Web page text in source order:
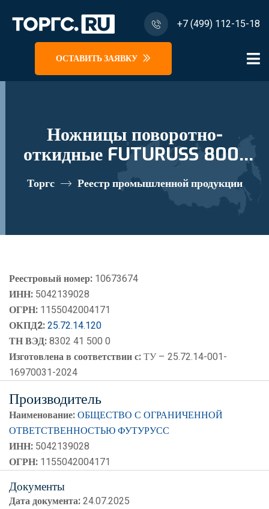
+7 (499) 112-15-18
ОСТАВИТЬ ЗАЯВКУ
Ножницы поворотно-
откидные FUTURUSS 800-
1000-1 черные реестровый
номер 10673674
Торгс Реестр промышленной продукции
Реестровый номер: 10673674
ИНН: 5042139028
ОГРН: 1155042004171
ОКПД2:25.72.14.120
ТН ВЭД:8302 41 500 0
Изготовлена в соответствии с:ТУ – 25.72.14-001-
16970031-2024
Производитель
Наименование:ОБЩЕСТВО С ОГРАНИЧЕННОЙ
ОТВЕТСТВЕННОСТЬЮ ФУТУРУСС
ИНН: 5042139028
ОГРН: 1155042004171
Документы
Дата документа:24.07.2025